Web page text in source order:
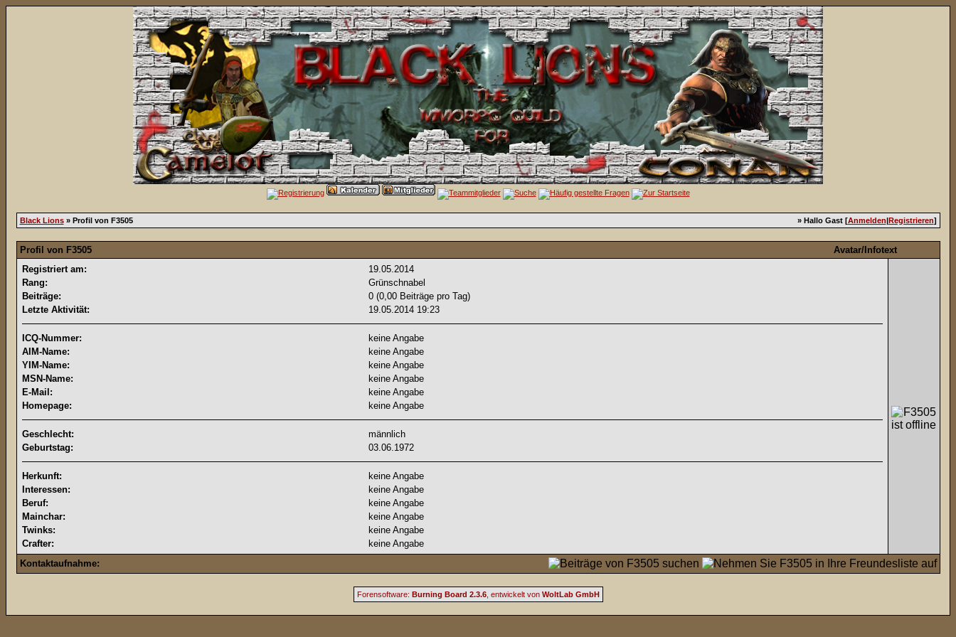
Black Lions» Profil von F3505 » Hallo Gast [Anmelden|Registrieren]
Profil von F3505
Avatar/Infotext
Registriert am:
19.05.2014
Rang:
Grünschnabel
Beiträge:
0 (0,00 Beiträge pro Tag)
Letzte Aktivität:
19.05.2014 19:23
ICQ-Nummer:
keine Angabe
AIM-Name:
keine Angabe
YIM-Name:
keine Angabe
MSN-Name:
keine Angabe
E-Mail:
keine Angabe
Homepage:
keine Angabe
Geschlecht:
männlich
Geburtstag:
03.06.1972
Herkunft:
keine Angabe
Interessen:
keine Angabe
Beruf:
keine Angabe
Mainchar:
keine Angabe
Twinks:
keine Angabe
Crafter:
keine Angabe
Kontaktaufnahme:
Forensoftware: Burning Board 2.3.6, entwickelt von WoltLab GmbH